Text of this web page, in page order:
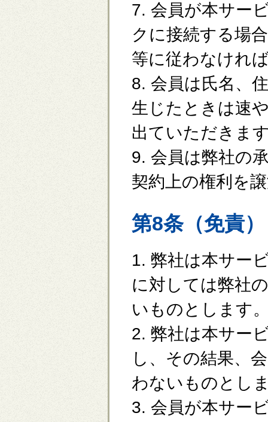
7. 会員が本サー
クに接続する場
等に従わなけれ
8. 会員は氏名、
生じたときは速
出ていただきま
9. 会員は弊社の
契約上の権利を
第8条（免責）
1. 弊社は本サー
に対しては弊社
いものとします
2. 弊社は本サー
し、その結果、
わないものとし
3. 会員が本サー